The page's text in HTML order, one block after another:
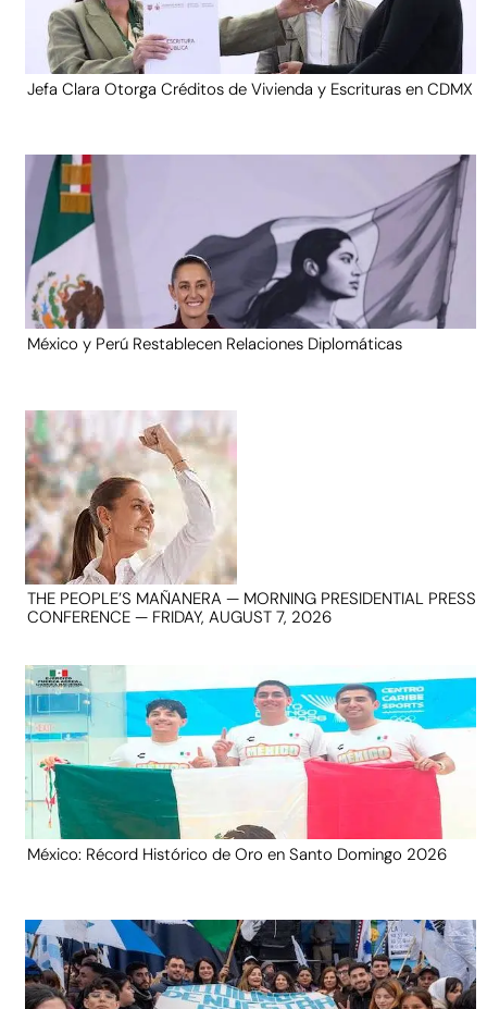
Jefa Clara Otorga Créditos de Vivienda y Escrituras en CDMX
México y Perú Restablecen Relaciones Diplomáticas
THE PEOPLE’S MAÑANERA — MORNING PRESIDENTIAL PRESS
CONFERENCE — FRIDAY, AUGUST 7, 2026
México: Récord Histórico de Oro en Santo Domingo 2026